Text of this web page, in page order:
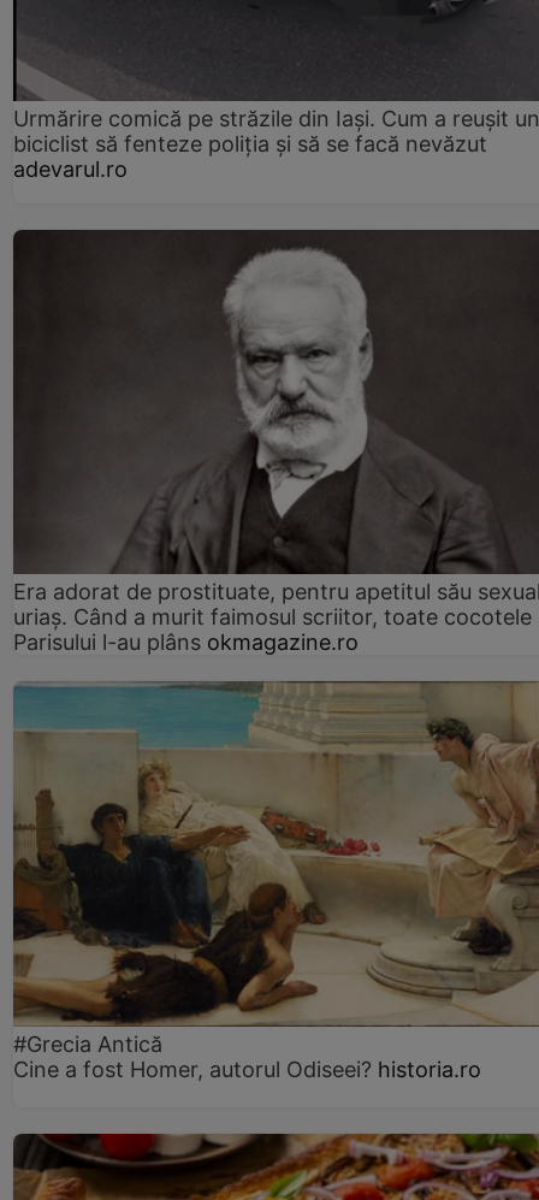
Urmărire comică pe străzile din Iași. Cum a reușit un
biciclist să fenteze poliția și să se facă nevăzut
adevarul.ro
Era adorat de prostituate, pentru apetitul său
uriaș. Când a murit faimosul scriitor, toate cocotele
Parisului l-au plâns okmagazine.ro
#Grecia Antică
Cine a fost Homer, autorul Odiseei? historia.ro